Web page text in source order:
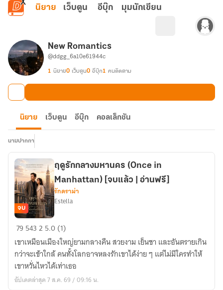
ข้ามไปยังเนื้อหาหลัก
นิยาย เว็บตูน อีบุ๊ก มุมนักเขียน
New Romantics
@ddgg_6a10e61944c
1 นิยาย0 เว็บตูน0 อีบุ๊ก1 คนติดตาม
นิยาย เว็บตูน อีบุ๊ก คอลเล็กชัน
นามปากกา
ฤดู
กลาง
มหานคร
(Once
in
จบ
ฤดูรักกลางมหานคร (Once in
Manhattan) [จบแล้ว | อ่านฟรี]
รักดราม่า
Estella
79 5432 5.0 (1)
เขาเหมือนเมืองใหญ่ยามกลางคืน สวยงาม เย็นชา และอันตรายเกิน
กว่าจะเข้าใกล้ คนทั้งโลกอาจหลงรักเขาได้ง่าย ๆ แต่ไม่มีใครทำให้
เขาหวั่นไหวได้เท่าเธอ
อัปเดตล่าสุด 7 ส.ค. 69 / 09:16 น.